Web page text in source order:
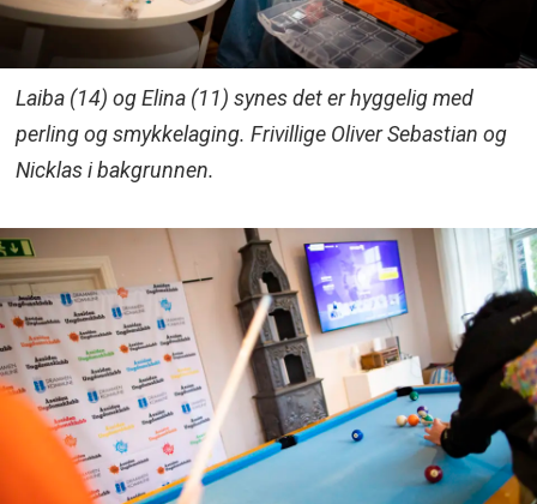
Laiba (14) og Elina (11) synes det er hyggelig med
perling og smykkelaging. Frivillige Oliver Sebastian og
Nicklas i bakgrunnen.